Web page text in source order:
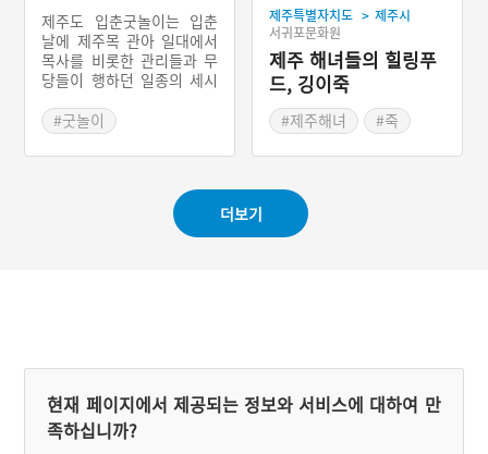
제주도 입춘굿놀이는 입춘
날에 제주목 관아 일대에서
목사를 비롯한 관리들과 무
당들이 행하던 일종의 세시
짓는 과정을 모의농경의례
로 재연하면서 풍요를 기원
하고, 또한 처첩의 갈등을
#굿놀이
제주특별자치도 > 제주시
서귀포문화원
제주 해녀들의 힐링푸
드, 깅이죽
#제주해녀
#죽
더보기
현재 페이지에서 제공되는 정보와 서비스에 대하여 만
족하십니까?